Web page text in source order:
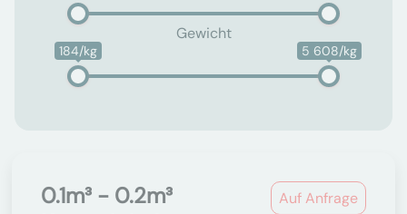
Gewicht
184/kg 5 608/kg
Auf Anfrage
0.1m³ - 0.2m³